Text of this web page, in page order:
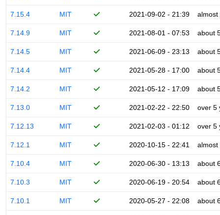
7.15.4 MIT 2021-09-02 - 21:39 almost
7.14.9 MIT 2021-08-01 - 07:53 about
7.14.5 MIT 2021-06-09 - 23:13 about
7.14.4 MIT 2021-05-28 - 17:00 about
7.14.2 MIT 2021-05-12 - 17:09 about
7.13.0 MIT 2021-02-22 - 22:50 over 5
7.12.13 MIT 2021-02-03 - 01:12 over 5
7.12.1 MIT 2020-10-15 - 22:41 almost
7.10.4 MIT 2020-06-30 - 13:13 about
7.10.3 MIT 2020-06-19 - 20:54 about
7.10.1 MIT 2020-05-27 - 22:08 about